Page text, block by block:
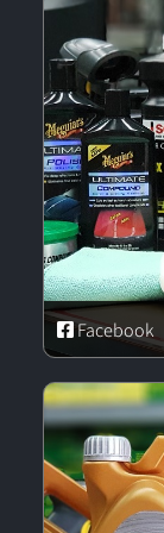
Facebook